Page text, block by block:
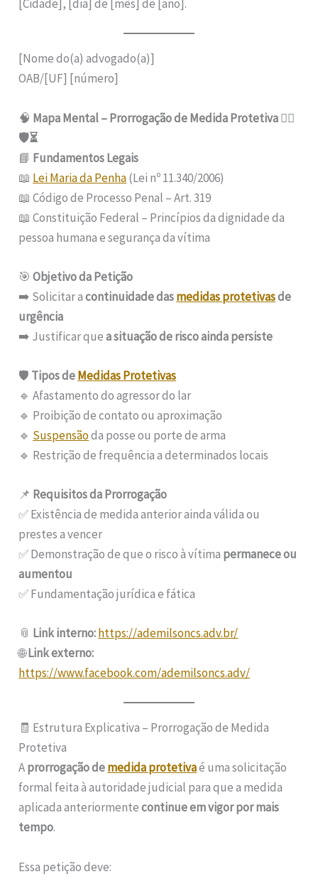
[Cidade], [dia] de [mês] de [ano].
[Nome do(a) advogado(a)]
OAB/[UF] [número]
🧠 Mapa Mental – Prorrogação de Medida Protetiva 👩‍⚖️
🛡️⏳
📘 Fundamentos Legais
📖 Lei Maria da Penha(Lei nº 11.340/2006)
📖 Código de Processo Penal – Art. 319
📖 Constituição Federal – Princípios da dignidade da
pessoa humana e segurança da vítima
🎯Objetivo da Petição
➡️ Solicitar acontinuidade dasmedidas protetivasde
urgência
➡️ Justificar quea situação de risco ainda persiste
🛡️ Tipos deMedidas Protetivas
🔹 Afastamento do agressor do lar
🔹 Proibição de contato ou aproximação
🔹 Suspensãoda posse ou porte de arma
🔹 Restrição de frequência a determinados locais
📌 Requisitos da Prorrogação
✅ Existência de medida anterior ainda válida ou
prestes a vencer
✅ Demonstração de que o risco à vítima permanece ou
aumentou
✅ Fundamentação jurídica e fática
📎 Link interno:https://ademilsoncs.adv.br/
🌐Link externo:
https://www.facebook.com/ademilsoncs.adv/
🧾 Estrutura Explicativa – Prorrogação de Medida
Protetiva
Aprorrogação demedida protetivaé uma solicitação
formal feita à autoridade judicial para que a medida
aplicada anteriormentecontinue em vigor por mais
tempo.
Essa petição deve: